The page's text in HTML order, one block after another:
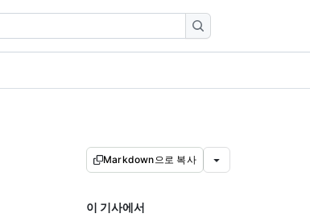
Markdown으로 복사
이 기사에서